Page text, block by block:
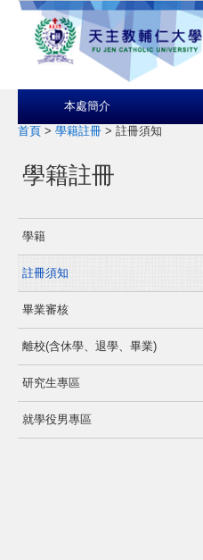
本處簡介
首頁 > 學籍註冊 > 註冊須知
學籍註冊
學籍
註冊須知
畢業審核
離校(含休學、退學、畢業)
研究生專區
就學役男專區